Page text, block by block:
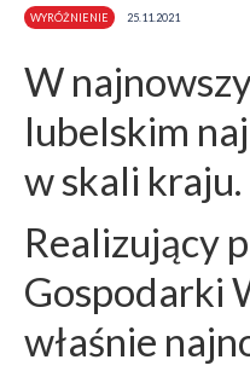
25.11.2021
WYRÓŻNIENIE
W
lubelskim
w skali kraju.
Realizujący
Gospodarki
właśnie